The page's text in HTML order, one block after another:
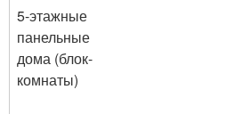
5-этажные
панельные
дома (блок-
комнаты)